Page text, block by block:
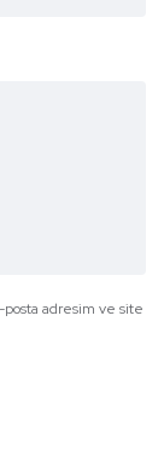
posta adresim ve site